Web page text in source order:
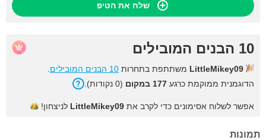
שלח את הטיפ
10 הבנים המובילים
LittleMikey09 משתתפת בתחרות 10 הבנים המובילים
הדוגמנית ממוקמת כרגע 177 במקום (0 נקודות).
אפשר לשלוח אסימונים כדי לקרב את LittleMikey09 לניצחון!
תמונות